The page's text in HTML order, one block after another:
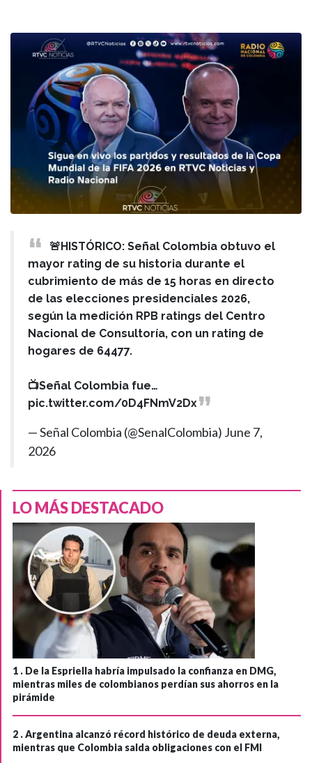
🚨HISTÓRICO: Señal Colombia obtuvo el
mayor rating de su historia durante el
cubrimiento de más de 15 horas en directo
de las elecciones presidenciales 2026,
según la medición RPB ratings del Centro
Nacional de Consultoría, con un rating de
hogares de 64477.
📺Señal Colombia fue…
pic.twitter.com/0D4FNmV2Dx
— Señal Colombia (@SenalColombia) June 7,
2026
LO MÁS DESTACADO
1 . De la Espriella habría impulsado la confianza en DMG,
mientras miles de colombianos perdían sus ahorros en la
pirámide
2 .Argentina alcanzó récord histórico de deuda externa,
mientras que Colombia salda obligaciones con el FMI